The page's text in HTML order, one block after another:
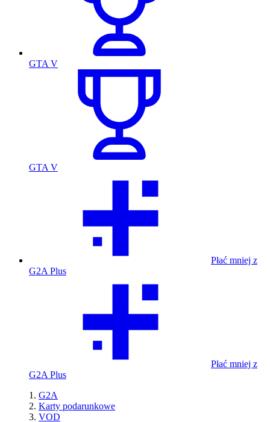
GTA V
GTA V
Płać mniej z
G2A Plus
Płać mniej z
G2A Plus
G2A
Karty podarunkowe
VOD